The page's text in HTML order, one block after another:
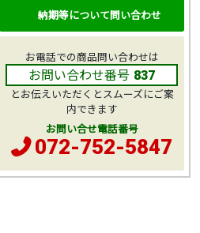
納期等について問い合わせ
お電話での商品問い合わせは
お問い合わせ番号 837
とお伝えいただくとスムーズにご案
内できます
お問い合せ電話番号
072-752-5847